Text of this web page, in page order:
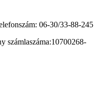
06-30/33-88-245
számlaszáma:10700268-